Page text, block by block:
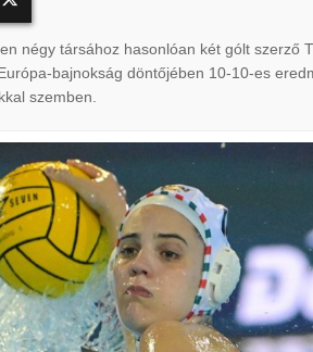
négy társához hasonlóan két gólt szerző
bajnokság döntőjében 10-10-es
szemben.